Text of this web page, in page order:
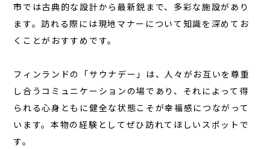
市では古典的な設計から最新鋭まで、多彩な施設があり
ます。訪れる際には現地マナーについて知識を深めてお
くことがおすすめです。
フィンランドの「サウナデー」は、人々がお互いを尊重
し合うコミュニケーションの場であり、それによって得
られる心身ともに健全な状態こそが幸福感につながって
います。本物の経験としてぜひ訪れてほしいスポットで
す。